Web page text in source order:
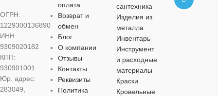
ОГРН:
1229300136890
ИНН:
9309020182
КПП:
930901001
Юр. адрес:
283049,
оплата
Возврат и
обмен
Блог
О компании
Отзывы
Контакты
Реквизиты
Политика
сантехника
Изделия из
металла
Инвентарь
Инструмент
и расходные
материалы
Краски
Кровельные